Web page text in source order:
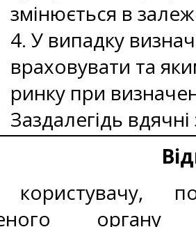
змінюється в
4. У випадку
враховувати та
ринку при
Заздалегідь